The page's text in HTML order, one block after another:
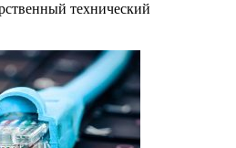
технический